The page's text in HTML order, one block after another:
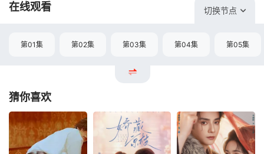
在线观看 切换节点
第01集 第02集 第03集 第04集 第05集
猜你喜欢